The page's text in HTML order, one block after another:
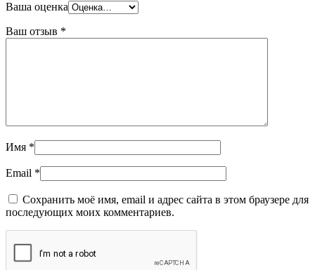
Ваша оценка
Ваш отзыв *
Имя *
Email *
Сохранить моё имя, email и адрес сайта в этом браузере для
последующих моих комментариев.